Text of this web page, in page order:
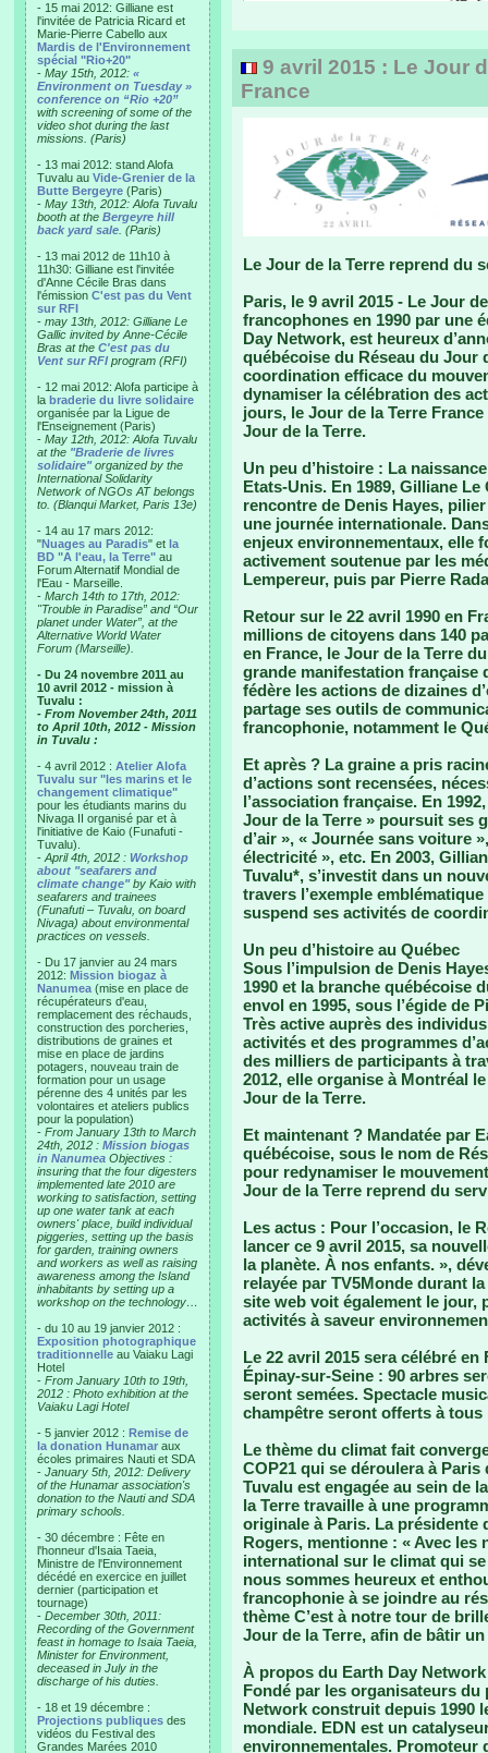
- 15 mai 2012: Gilliane est
l'invitée de Patricia Ricard et
Marie-Pierre Cabello aux
Mardis de l'Environnement
spécial "Rio+20"
- May 15th, 2012: «
Environment on Tuesday »
conference on “Rio +20”
with screening of some of the
video shot during the last
missions. (Paris)
- 13 mai 2012: stand Alofa
Tuvalu au Vide-Grenier de la
Butte Bergeyre (Paris)
- May 13th, 2012: Alofa Tuvalu
booth at the Bergeyre hill
back yard sale . (Paris)
- 13 mai 2012 de 11h10 à
11h30: Gilliane est l'invitée
d'Anne Cécile Bras dans
l'émission C'est pas du Vent
sur RFI
- may 13th, 2012: Gilliane Le
Gallic invited by Anne-Cécile
Bras at the C'est pas du
Vent sur RFI program (RFI)
- 12 mai 2012: Alofa participe à
la braderie du livre solidaire
organisée par la Ligue de
l'Enseignement (Paris)
- May 12th, 2012: Alofa Tuvalu
at the "Braderie de livres
solidaire"organized by the
International Solidarity
Network of NGOs AT belongs
to. (Blanqui Market, Paris 13e)
- 14 au 17 mars 2012:
"Nuages au Paradis" et la
BD "A l'eau, la Terre" au
Forum Alternatif Mondial de
l'Eau - Marseille.
- March 14th to 17th, 2012:
"Trouble in Paradise” and “Our
planet under Water”, at the
Alternative World Water
Forum (Marseille).
- Du 24 novembre 2011 au
10 avril 2012 - mission à
Tuvalu :
- From November 24th, 2011
to April 10th, 2012 - Mission
in Tuvalu :
- 4 avril 2012 : Atelier Alofa
Tuvalu sur "les marins et le
changement climatique"
pour les étudiants marins du
Nivaga II organisé par et à
l'initiative de Kaio (Funafuti -
Tuvalu).
- April 4th, 2012 : Workshop
about "seafarers and
climate change"by Kaio with
seafarers and trainees
(Funafuti – Tuvalu, on board
Nivaga) about environmental
practices on vessels.
- Du 17 janvier au 24 mars
2012: Mission biogaz à
Nanumea (mise en place de
récupérateurs d'eau,
remplacement des réchauds,
construction des porcheries,
distributions de graines et
mise en place de jardins
potagers, nouveau train de
formation pour un usage
pérenne des 4 unités par les
volontaires et ateliers publics
pour la population)
- From January 13th to March
24th, 2012 : Mission biogas
in Nanumea Objectives :
insuring that the four digesters
implemented late 2010 are
working to satisfaction, setting
up one water tank at each
owners' place, build individual
piggeries, setting up the basis
for garden, training owners
and workers as well as raising
awareness among the Island
inhabitants by setting up a
workshop on the technology…
- du 10 au 19 janvier 2012 :
Exposition photographique
traditionnelle au Vaiaku Lagi
Hotel
- From January 10th to 19th,
2012 : Photo exhibition at the
Vaiaku Lagi Hotel
- 5 janvier 2012 : Remise de
la donation Hunamar aux
écoles primaires Nauti et SDA
- January 5th, 2012: Delivery
of the Hunamar association's
donation to the Nauti and SDA
primary schools.
- 30 décembre : Fête en
l'honneur d'Isaia Taeia,
Ministre de l'Environnement
décédé en exercice en juillet
dernier (participation et
tournage)
- December 30th, 2011:
Recording of the Government
feast in homage to Isaia Taeia,
Minister for Environment,
deceased in July in the
discharge of his duties.
- 18 et 19 décembre :
Projections publiques des
vidéos du Festival des
Grandes Marées 2010
9 avril 2015 : Le Jour
France
Le Jour de la Terre reprend du
Paris, le 9 avril 2015 - Le Jour
francophones en 1990 par une
Day Network, est heureux
québécoise du Réseau du Jour
coordination efficace du
dynamiser la célébration des
jours, le Jour de la Terre
Jour de la Terre.
Un peu d’histoire : La
Etats-Unis. En 1989, Gilliane
rencontre de Denis Hayes,
une journée internationale.
enjeux environnementaux, elle
activement soutenue par les
Lempereur, puis par Pierre
Retour sur le 22 avril 1990 en
millions de citoyens dans 140
en France, le Jour de la Terre
grande manifestation française
fédère les actions de dizaines
partage ses outils de
francophonie, notamment le
Et après ? La graine a pris
d’actions sont recensées,
l’association française. En
Jour de la Terre » poursuit ses
d’air », « Journée sans voiture
électricité », etc. En 2003,
Tuvalu*, s’investit dans un
travers l’exemple
suspend ses activités de
Un peu d’histoire au Québec
Sous l’impulsion de Denis
1990 et la branche québécoise
envol en 1995, sous l’égide de
Très active auprès des
activités et des programmes
des milliers de participants à
2012, elle organise à Montréal
Jour de la Terre.
Et maintenant ? Mandatée par
québécoise, sous le nom de
pour redynamiser le
Jour de la Terre reprend du
Les actus : Pour l’occasion, le
lancer ce 9 avril 2015, sa
la planète. À nos enfants. »,
relayée par TV5Monde durant
site web voit également le
activités à saveur
Le 22 avril 2015 sera célébré
Épinay-sur-Seine : 90 arbres
seront semées. Spectacle
champêtre seront offerts à
Le thème du climat fait
COP21 qui se déroulera à Paris
Tuvalu est engagée au sein de
la Terre travaille à une
originale à Paris. La présidente
Rogers, mentionne : « Avec les
international sur le climat qui
nous sommes heureux et
francophonie à se joindre au
thème C’est à notre tour de
Jour de la Terre, afin de bâtir
À propos du Earth Day
Fondé par les organisateurs du
Network construit depuis 1990
mondiale. EDN est un
environnementales. Promoteur